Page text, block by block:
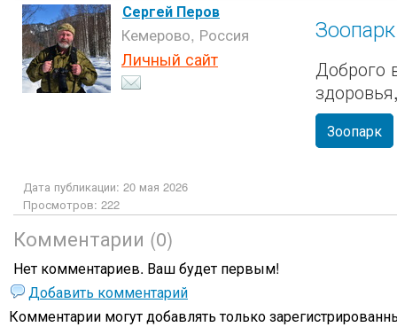
Сергей Перов
Кемерово, Россия
Личный сайт
Зоопарк
Доброго
Зоопарк
Дата публикации: 20 мая 2026
Просмотров: 222
Комментарии (0)
Нет комментариев. Ваш будет первым!
Добавить комментарий
Комментарии могут добавлять только